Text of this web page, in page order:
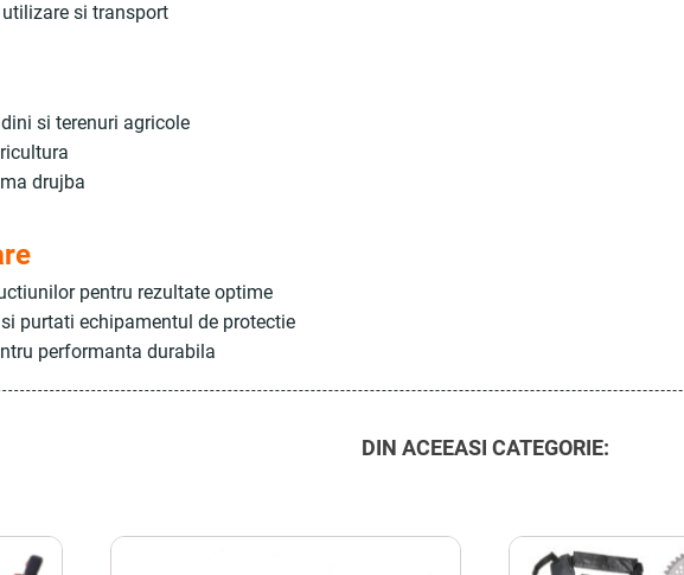
si transport
si terenuri agricole
drujba
pentru rezultate optime
purtati echipamentul de protectie
performanta durabila
DIN ACEEASI CATEGORIE: